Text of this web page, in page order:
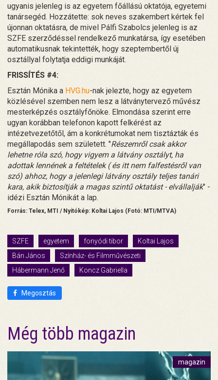
ugyanis jelenleg is az egyetem főállású oktatója, egyetemi
tanársegéd. Hozzátette: sok neves szakembert kértek fel
újonnan oktatásra, de mivel Pálfi Szabolcs jelenleg is az
SZFE szerződéssel rendelkező munkatársa, így esetében
automatikusnak tekintették, hogy szeptembertől új
osztállyal folytatja eddigi munkáját.
FRISSÍTÉS #4:
Esztán Mónika a HVG.hu-nak jelezte, hogy az egyetem
közlésével szemben nem lesz a látványtervező művész
mesterképzés osztályfőnöke. Elmondása szerint erre
ugyan korábban telefonon kapott felkérést az
intézetvezetőtől, ám a konkrétumokat nem tisztázták és
megállapodás sem született. "Részemről csak akkor
lehetne róla szó, hogy vigyem a látvány osztályt, ha
adottak lennének a feltételek ( és itt nem falfestésről van
szó) ahhoz, hogy a jelenlegi látvány osztály teljes tanári
kara, akik biztosítják a magas szintű oktatást - elvállalják" -
idézi Esztán Mónikát a lap.
Forrás: Telex, MTI / Nyitókép: Koltai Lajos (Fotó: MTI/MTVA)
SZFE egyetem fonyódi tibor
Koltai Lajos
Bán János
Színház- és Filmművészeti
Hábermann Jenő
Koncz Gabriella
Megosztás
Még több magazin
magazin